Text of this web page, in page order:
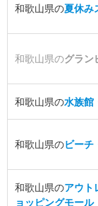
和歌山県の夏休み
和歌山県のグラン
和歌山県の水族館
和歌山県のビーチ
和歌山県のアウト
ョッピングモール